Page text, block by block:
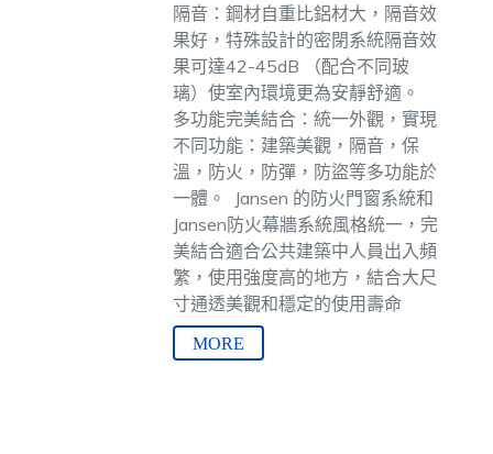
隔音：鋼材自重比鋁材大，隔音效
果好，特殊設計的密閉系統隔音效
果可達42-45dB （配合不同玻
璃）使室內環境更為安靜舒適。
多功能完美結合：統一外觀，實現
不同功能：建築美觀，隔音，保
溫，防火，防彈，防盜等多功能於
一體。
Jansen 的防火門窗系統和
Jansen防火幕牆系統風格統一，完
美結合適合公共建築中人員出入頻
繁，使用強度高的地方，結合大尺
寸通透美觀和穩定的使用壽命